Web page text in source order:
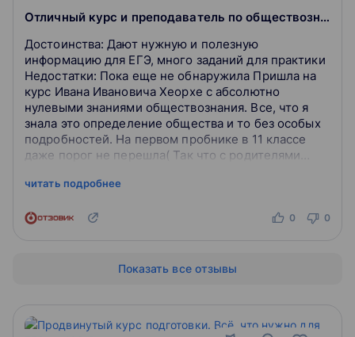
Отличный курс и преподаватель по обществознанию
Достоинства: Дают нужную и полезную
информацию для ЕГЭ, много заданий для практики
Недостатки: Пока еще не обнаружила Пришла на
курс Ивана Ивановича Хеорхе с абсолютно
нулевыми знаниями обществознания. Все, что я
знала это определение общества и то без особых
подробностей. На первом пробнике в 11 классе
даже порог не перешла( Так что с родителями
читать подробнее
0 0
Показать все отзывы